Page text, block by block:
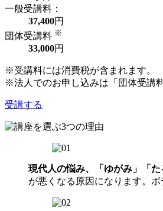
一般受講料：
37,400円
団体受講料 ※
33,000円
※受講料には消費税が含まれます。
※法人でのお申し込みは「団体受講
受講する
現代人の悩み、「ゆがみ」「
が悪くなる原因になります。